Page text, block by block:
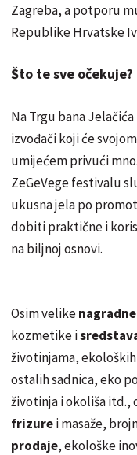
Zagreba, a potporu
Republike Hrvatske
Što te sve očekuje?
Na Trgu bana
izvođači koji će
umijećem privući
ZeGeVege festivalu
ukusna jela po
dobiti praktične i
na biljnoj osnovi.
Osim velike
kozmetike i
životinjama,
ostalih sadnica, eko
životinja i okoliša itd.,
frizurei masaže,
prodaje, ekološke